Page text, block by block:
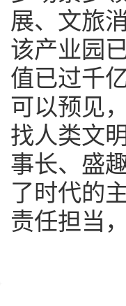
展、文旅
该产业园
值已过千亿
可以预见
找人类文
事长、盛
了时代的
责任担当